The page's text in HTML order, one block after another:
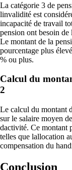
La catégorie 3 de
linvalidité est
incapacité de travail
pension ont besoin de
Le montant de la
pourcentage plus
% ou plus.
Calcul du
2
Le calcul du montant
sur le salaire moyen
dactivité. Ce montant
telles que lallocation
compensation du
Conclusion